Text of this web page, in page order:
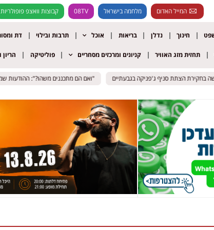
המייל האדום מלחמה בישראל 08TV קבוצות וואצפ פופולריות
חינוך נדלן בריאות אוכל תרבות ובילוי דת
תחזית מזג האוויר קניונים ומרכזים מסחריים פוליטיקה הריון
"ואם הם מתכננים משהו?": ההודעות
"ואם הם מתכננים משהו?": ההודעות